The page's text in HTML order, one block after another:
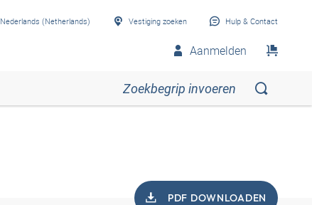
Nederlands (Netherlands) Vestiging zoeken Hulp & Contact
Aanmelden
PDF DOWNLOADEN